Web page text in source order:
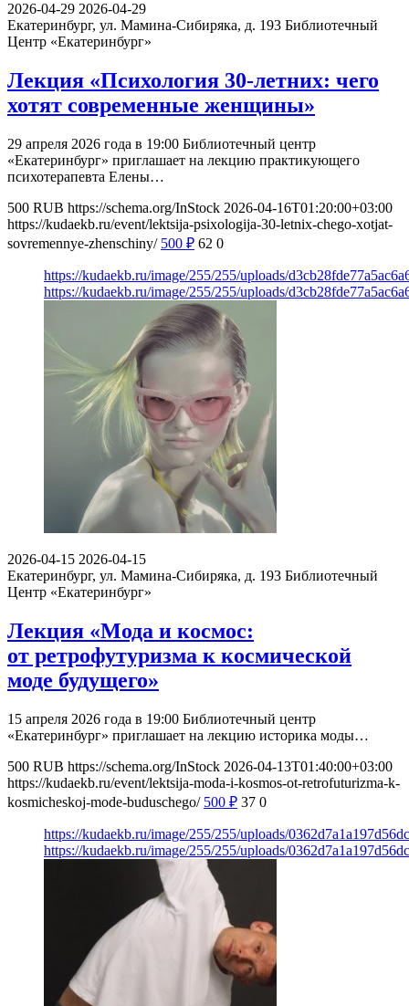
2026-04-29 2026-04-29
Екатеринбург, ул. Мамина-Сибиряка, д. 193 Библиотечный
Центр «Екатеринбург»
Лекция «Психология 30-летних: чего
хотят современные женщины»
29 апреля 2026 года в 19:00 Библиотечный центр
«Екатеринбург» приглашает на лекцию практикующего
психотерапевта Елены…
500 RUB https://schema.org/InStock 2026-04-16T01:20:00+03:00
https://kudaekb.ru/event/lektsija-psixologija-30-letnix-chego-xotjat-
sovremennye-zhenschiny/ 500 ₽ 62 0
https://kudaekb.ru/image/255/255/uploads/
https://kudaekb.ru/image/255/255/uploads/
2026-04-15 2026-04-15
Екатеринбург, ул. Мамина-Сибиряка, д. 193 Библиотечный
Центр «Екатеринбург»
Лекция «Мода и космос:
от ретрофутуризма к космической
моде будущего»
15 апреля 2026 года в 19:00 Библиотечный центр
«Екатеринбург» приглашает на лекцию историка моды…
500 RUB https://schema.org/InStock 2026-04-13T01:40:00+03:00
https://kudaekb.ru/event/lektsija-moda-i-kosmos-ot-retrofuturizma-k-
kosmicheskoj-mode-buduschego/ 500 ₽ 37 0
https://kudaekb.ru/image/255/255/uploads/
https://kudaekb.ru/image/255/255/uploads/